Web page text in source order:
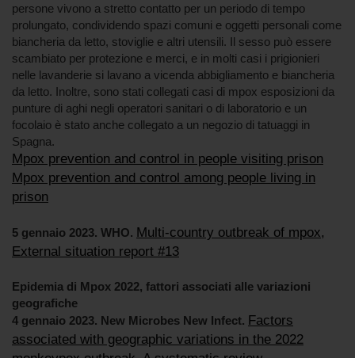
persone vivono a stretto contatto per un periodo di tempo
prolungato, condividendo spazi comuni e oggetti personali come
biancheria da letto, stoviglie e altri utensili. Il sesso può essere
scambiato per protezione e merci, e in molti casi i prigionieri
nelle lavanderie si lavano a vicenda abbigliamento e biancheria
da letto. Inoltre, sono stati collegati casi di mpox esposizioni da
punture di aghi negli operatori sanitari o di laboratorio e un
focolaio è stato anche collegato a un negozio di tatuaggi in
Spagna.
Mpox prevention and control in people visiting prison
Mpox prevention and control among people living in
prison
5 gennaio 2023. WHO. Multi-country outbreak of mpox,
External situation report #13
Epidemia di Mpox 2022, fattori associati alle variazioni
geografiche
4 gennaio 2023. New Microbes New Infect. Factors
associated with geographic variations in the 2022